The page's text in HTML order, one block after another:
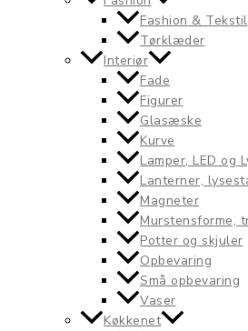
Fashion & Tekstil
Tørklæder
Interiør
Fade
Figurer
Glasæske
Kurve
Lamper, LED og
Lanterner,
Magneter
Murstensforme,
Potter og skjuler
Opbevaring
Små opbevaring
Vaser
Køkkenet